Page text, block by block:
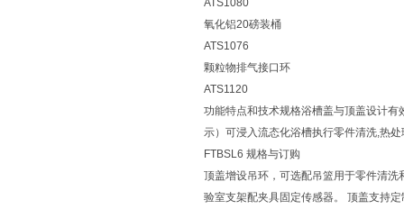
ATS1080
氧化铝20磅装桶
ATS1076
颗粒物排气接口环
ATS1120
功能特点和技术规格浴槽盖与顶盖设计
示）可浸入流态化浴槽执行零件清洗,热
FTBSL6 规格与订购
顶盖增设吊环，可选配吊篮用于零件清
验室支架配夹具固定传感器。 顶盖支持